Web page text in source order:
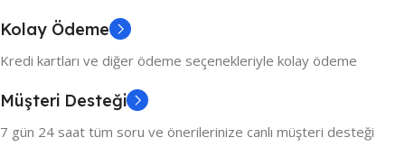
Kolay Ödeme
Kredi kartları ve diğer ödeme seçenekleriyle kolay ödeme
Müşteri Desteği
7 gün 24 saat tüm soru ve önerilerinize canlı müşteri desteği